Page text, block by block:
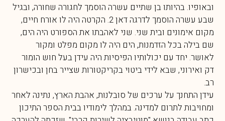
ובאופיו. בהיותו בן שתיים עשרה הוסמך לחגורה שחורה, ובגיל
שבע עשרה הוסמך לדרגה דאן 2. הקרטה היה לו אורח חיים,
מקום אימונים ובית שני. שני לאהבתו את הספורט היה הים,
שם בילה בכל הזדמנות, הים היה לו מקום מפלט ומקור
לאושר. יחד עם יכולותיו הפיסיות היה עידן בעל חוש הומור
דק ואירוני, שבא לידי ביטוי בקריקטורות שצייר בחן ובכישרון
רב.
עידן התחנך על ערכים של סובלנות, אהבת הארץ, נתינה לאחר
ומחויבות לתרום למדינה. במהלך לימודיו בבית הספר התיכון